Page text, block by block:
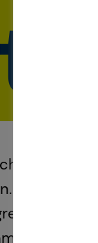
zur
Mit
sind wir